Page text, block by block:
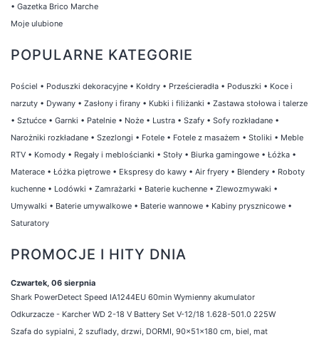
• Gazetka Brico Marche
Moje ulubione
POPULARNE KATEGORIE
Pościel • Poduszki dekoracyjne • Kołdry • Prześcieradła • Poduszki • Koce i
narzuty • Dywany • Zasłony i firany • Kubki i filiżanki • Zastawa stołowa i talerze
• Sztućce • Garnki • Patelnie • Noże • Lustra • Szafy • Sofy rozkładane •
Narożniki rozkładane • Szezlongi • Fotele • Fotele z masażem • Stoliki • Meble
RTV • Komody • Regały i meblościanki • Stoły • Biurka gamingowe • Łóżka •
Materace • Łóżka piętrowe • Ekspresy do kawy • Air fryery • Blendery • Roboty
kuchenne • Lodówki • Zamrażarki • Baterie kuchenne • Zlewozmywaki •
Umywalki • Baterie umywalkowe • Baterie wannowe • Kabiny prysznicowe •
Saturatory
PROMOCJE I HITY DNIA
Czwartek, 06 sierpnia
Shark PowerDetect Speed IA1244EU 60min Wymienny akumulator
Odkurzacze - Karcher WD 2-18 V Battery Set V-12/18 1.628-501.0 225W
Szafa do sypialni, 2 szuflady, drzwi, DORMI, 90x51x180 cm, biel, mat